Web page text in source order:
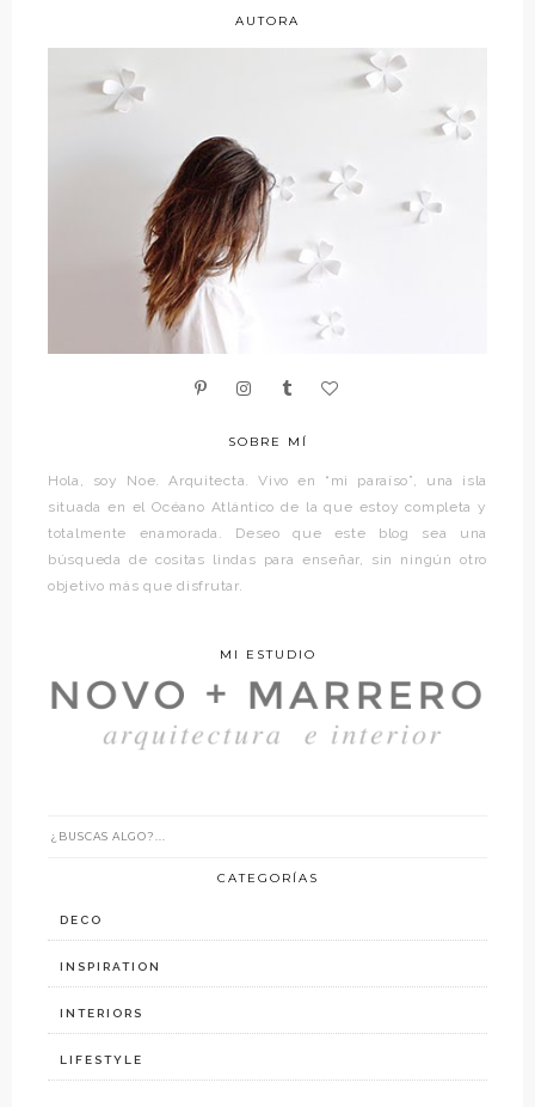
AUTORA
SOBRE MÍ
Hola, soy Noe. Arquitecta. Vivo en “mi paraíso”, una isla
situada en el Océano Atlántico de la que estoy completa y
totalmente enamorada. Deseo que este blog sea una
búsqueda de cositas lindas para enseñar, sin ningún otro
objetivo más que disfrutar.
MI ESTUDIO
CATEGORÍAS
DECO
INSPIRATION
INTERIORS
LIFESTYLE